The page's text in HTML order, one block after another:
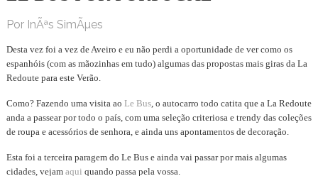
Por InÃªs SimÃµes
Desta vez foi a vez de Aveiro e eu não perdi a oportunidade de ver como os
espanhóis (com as mãozinhas em tudo) algumas das propostas mais giras da La
Redoute para este Verão.
Como? Fazendo uma visita ao Le Bus, o autocarro todo catita que a La Redoute
anda a passear por todo o país, com uma seleção criteriosa e trendy das coleções
de roupa e acessórios de senhora, e ainda uns apontamentos de decoração.
Esta foi a terceira paragem do Le Bus e ainda vai passar por mais algumas
cidades, vejam aqui quando passa pela vossa.